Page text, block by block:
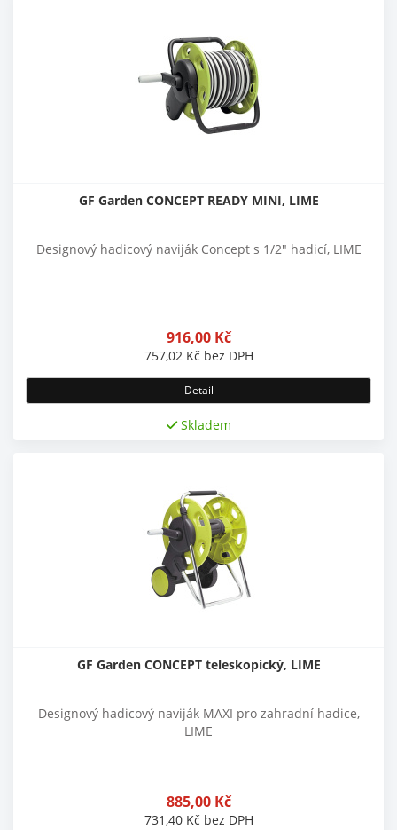
GF Garden CONCEPT READY MINI, LIME
Designový hadicový naviják Concept s 1/2" hadicí, LIME
916,00 Kč
757,02 Kč bez DPH
Detail
Skladem
GF Garden CONCEPT teleskopický, LIME
Designový hadicový naviják MAXI pro zahradní hadice,
LIME
885,00 Kč
731,40 Kč bez DPH